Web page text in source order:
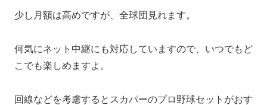
少し月額は高めですが、全球団見れます。
何気にネット中継にも対応していますので、いつでもど
こでも楽しめますよ。
回線などを考慮するとスカパーのプロ野球セットがおす